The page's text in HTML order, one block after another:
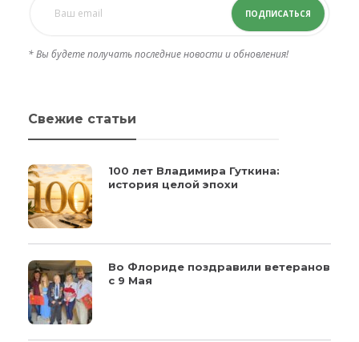
ПОДПИСАТЬСЯ
* Вы будете получать последние новости и обновления!
Свежие статьи
100 лет Владимира Гуткина:
история целой эпохи
Во Флориде поздравили ветеранов
с 9 Мая